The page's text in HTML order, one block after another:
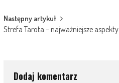
Następny artykuł
Strefa Tarota – najważniejsze aspekty
Dodaj komentarz